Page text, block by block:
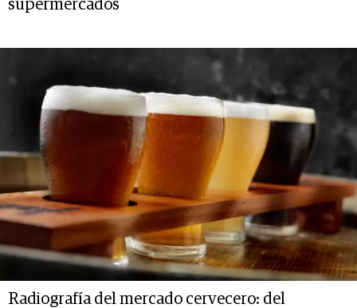
supermercados
Radiografía del mercado cervecero: del